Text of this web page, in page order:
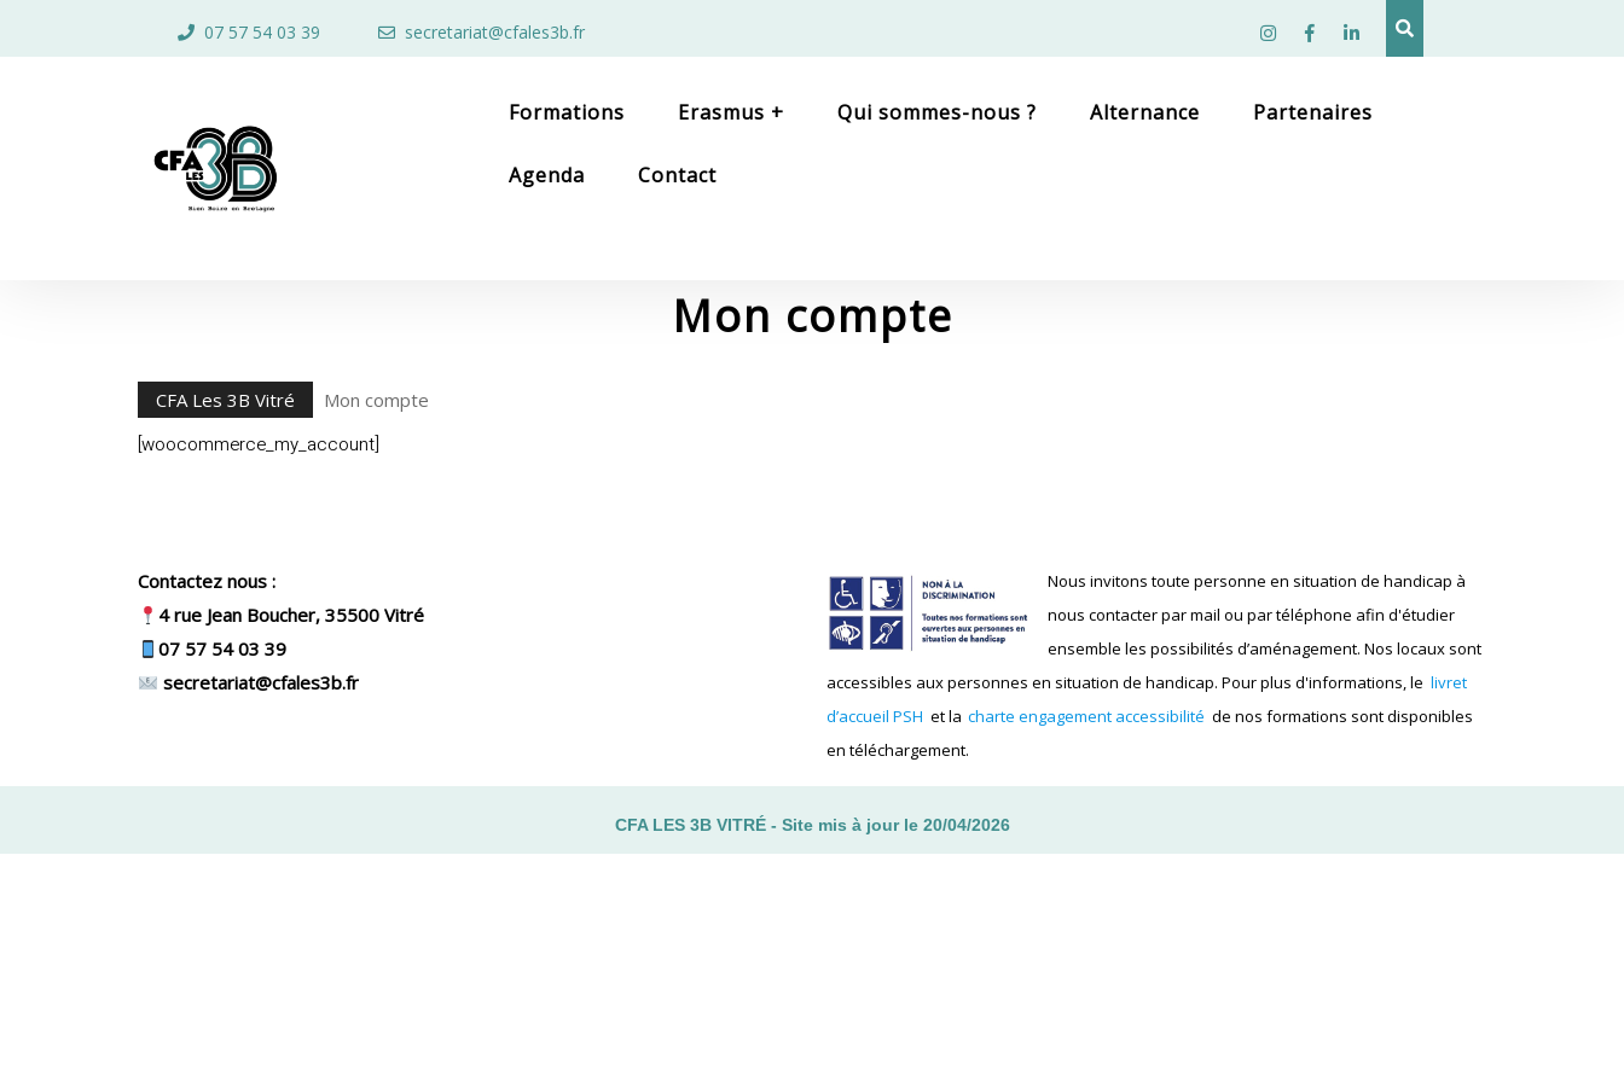
content
07 57 54 03 39 secretariat@cfales3b.fr Instagramfacebooklinkedin
Formations Erasmus + Qui sommes-nous ? Alternance Partenaires
Agenda Contact
Mon compte
CFA Les 3B Vitré Mon compte
[woocommerce_my_account]
Contactez nous :
4 rue Jean Boucher, 35500 Vitré
07 57 54 03 39
secretariat@cfales3b.fr
Nous invitons toute personne en situation de handicap à
nous contacter par mail ou par téléphone afin d'étudier
ensemble les possibilités d’aménagement. Nos locaux sont
accessibles aux personnes en situation de handicap. Pour plus d'informations, le livret
d’accueil PSH et la charte engagement accessibilité de nos formations sont disponibles
en téléchargement.
CFA LES 3B VITRÉ - Site mis à jour le 20/04/2026